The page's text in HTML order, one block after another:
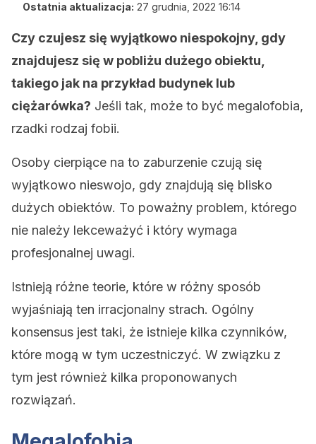
Ostatnia aktualizacja: 27 grudnia, 2022 16:14
Czy czujesz się wyjątkowo niespokojny, gdy
znajdujesz się w pobliżu dużego obiektu,
takiego jak na przykład budynek lub
ciężarówka? Jeśli tak, może to być megalofobia,
rzadki rodzaj fobii.
Osoby cierpiące na to zaburzenie czują się
wyjątkowo nieswojo, gdy znajdują się blisko
dużych obiektów. To poważny problem, którego
nie należy lekceważyć i który wymaga
profesjonalnej uwagi.
Istnieją różne teorie, które w różny sposób
wyjaśniają ten irracjonalny strach. Ogólny
konsensus jest taki, że istnieje kilka czynników,
które mogą w tym uczestniczyć. W związku z
tym jest również kilka proponowanych
rozwiązań.